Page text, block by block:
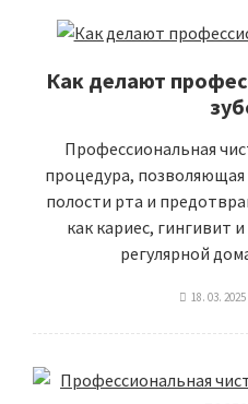
Как делают
Профессиональная
процедура,
полости рта и
как кариес, гингивит
регулярной
18. 03. 2025